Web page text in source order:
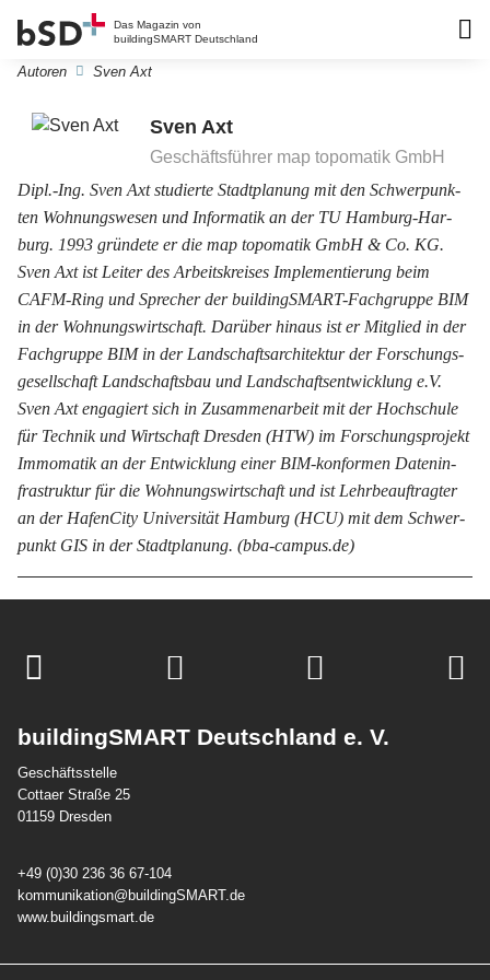
Das Magazin von
buildingSMART Deutschland
Autoren Sven Axt
Sven Axt
Geschäftsführer map topomatik GmbH
Dipl.-Ing. Sven Axt studierte Stadt­pla­nung mit den Schwer­punk­
ten Woh­nungs­we­sen und In­for­ma­tik an der TU Ham­burg-Har­
burg. 1993 gründete er die map topomatik GmbH & Co. KG.
Sven Axt ist Lei­ter des Ar­beits­krei­ses Im­ple­men­tie­rung beim
CAFM-Ring und Sprecher der buildingSMART-Fachgruppe BIM
in der Wohnungswirtschaft. Darüber hinaus ist er Mitglied in der
Fach­grup­pe BIM in der Landschafts­ar­chi­tek­tur der For­schungs­
ge­sell­schaft Land­schafts­bau und Land­schafts­ent­wick­lung e.V.
Sven Axt en­ga­giert sich in Zu­sam­men­ar­beit mit der Hoch­schu­le
für Tech­nik und Wirt­schaft Dres­den (HTW) im For­schungs­pro­jekt
Immo­matik an der Ent­wick­lung einer BIM-kon­for­men Da­ten­in­
fra­struk­tur für die Woh­nungs­wirt­schaft und ist Lehr­be­auf­trag­ter
an der Ha­fen­City Uni­ver­si­tät Ham­burg (HCU) mit dem Schwer­
punkt GIS in der Stadt­pla­nung. (bba-campus.de)
buildingSMART Deutschland e. V.
Geschäftsstelle
Cottaer Straße 25
01159 Dresden
+49 (0)30 236 36 67-104
kommunikation@buildingSMART.de
www.buildingsmart.de